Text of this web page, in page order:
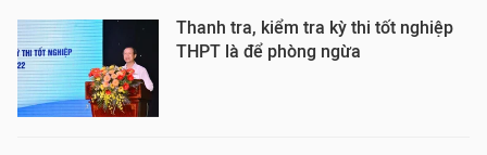
Thanh tra, kiểm tra kỳ thi tốt nghiệp
THPT là để phòng ngừa